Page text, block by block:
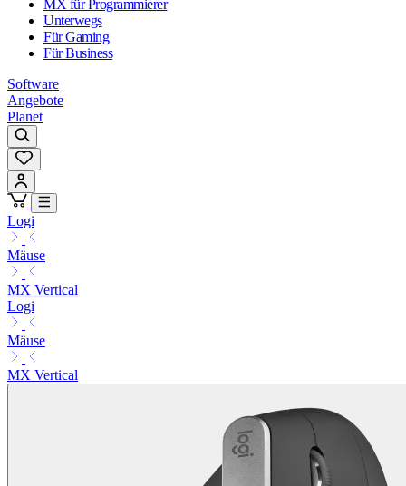
MX für Programmierer
Unterwegs
Für Gaming
Für Business
Software
Angebote
Planet
Logi
Mäuse
MX Vertical
Logi
Mäuse
MX Vertical